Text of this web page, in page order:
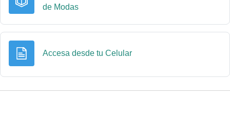
de ModasLibro
Accesa desde tu CelularPágina